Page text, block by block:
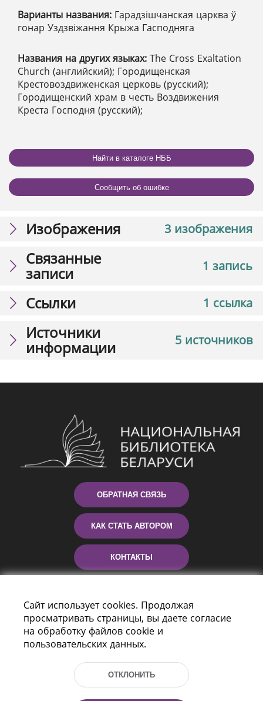
Варианты названия: Гарадзішчанская царква ў
гонар Уздзвіжання Крыжа Гасподняга
Названия на других языках: The Cross Exaltation
Church (английский); Городищенская
Крестовоздвиженская церковь (русский);
Городищенский храм в честь Воздвижения
Креста Господня (русский);
Найти в каталоге НББ
Сообщить об ошибке
3 изображения
Изображения
1 запись
Связанные
записи
1 ссылка
Ссылки
5 источников
Источники
информации
ОБРАТНАЯ СВЯЗЬ
КАК СТАТЬ АВТОРОМ
КОНТАКТЫ
Сайт использует cookies. Продолжая
просматривать страницы, вы даете согласие
на обработку файлов cookie и
пользовательских данных.
ОТКЛОНИТЬ